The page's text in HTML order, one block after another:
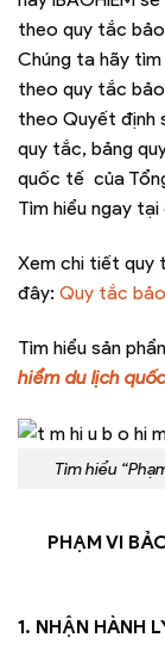
theo quy tắc bảo
Chúng ta hãy tìm
theo quy tắc bảo
theo Quyết định
quy tắc, bảng
quốc tế của
Tìm hiểu ngay tại
Xem chi tiết quy
đây: Quy tắc
Tìm hiểu sản
hiểm du lịch
Tìm hiểu
PHẠM VI
1. NHẬN HÀNH